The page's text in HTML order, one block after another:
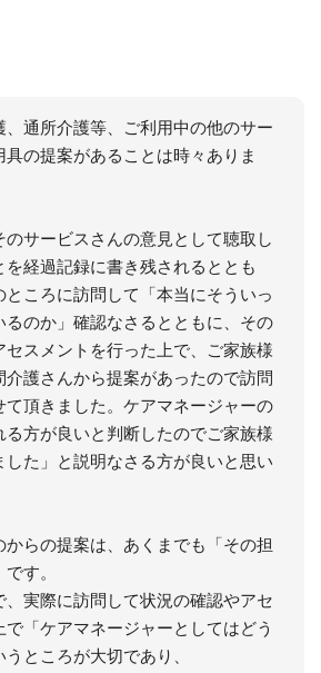
通所介護等、ご利用中の他のサー
の提案があることは時々ありま
サービスさんの意見として聴取し
経過記録に書き残されるととも
ころに訪問して「本当にそういっ
るのか」確認なさるとともに、その
セスメントを行った上で、ご家族様
介護さんから提案があったので訪問
て頂きました。ケアマネージャーの
る方が良いと判断したのでご家族様
した」と説明なさる方が良いと思い
らの提案は、あくまでも「その担
す。
、実際に訪問して状況の確認やアセ
「ケアマネージャーとしてはどう
ところが大切であり、